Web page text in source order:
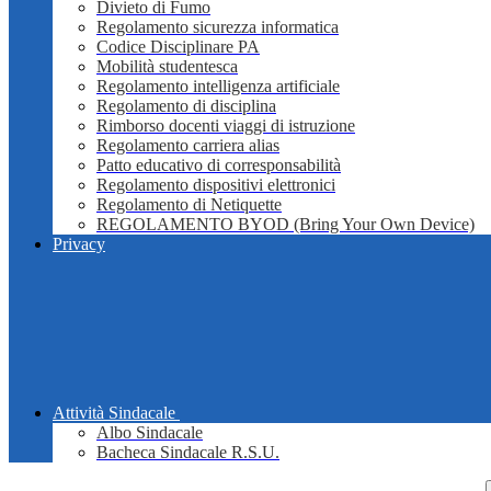
Divieto di Fumo
Regolamento sicurezza informatica
Codice Disciplinare PA
Mobilità studentesca
Regolamento intelligenza artificiale
Regolamento di disciplina
Rimborso docenti viaggi di istruzione
Regolamento carriera alias
Patto educativo di corresponsabilità
Regolamento dispositivi elettronici
Regolamento di Netiquette
REGOLAMENTO BYOD (Bring Your Own Device)
Privacy
Attività Sindacale
Albo Sindacale
Bacheca Sindacale R.S.U.